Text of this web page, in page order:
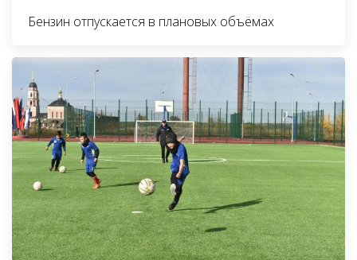
Бензин отпускается в плановых объёмах